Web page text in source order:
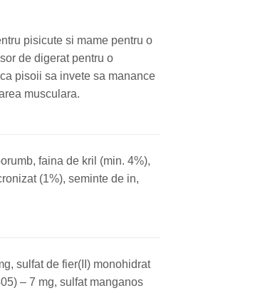
pisicute si mame pentru o
de digerat pentru o
pisoii sa invete sa manance
musculara.
faina de kril (min. 4%),
(1%), seminte de in,
sulfat de fier(II) monohidrat
– 7 mg, sulfat manganos